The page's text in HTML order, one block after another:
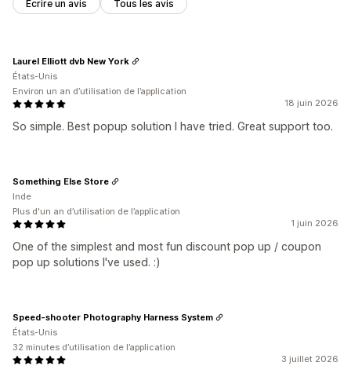
Écrire un avis Tous les avis
18 juin 2026
So simple. Best popup solution I have tried. Great support too.
Laurel Elliott dvb New York
États-Unis
Environ un an d’utilisation de l’application
1 juin 2026
One of the simplest and most fun discount pop up / coupon
pop up solutions I've used. :)
Something Else Store
Inde
Plus d'un an d’utilisation de l’application
3 juillet 2026
Speed-shooter Photography Harness System
États-Unis
32 minutes d’utilisation de l’application